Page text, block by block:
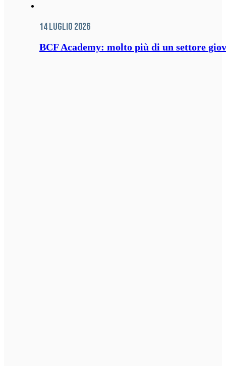
14 Luglio 2026
BCF Academy: molto più di un settore